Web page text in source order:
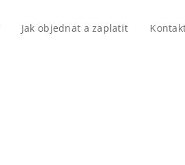
Jak objednat a zaplatit